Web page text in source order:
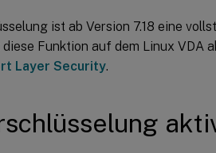
ist ab Version 7.18 eine
Funktion auf dem Linux VDA
Layer Security.